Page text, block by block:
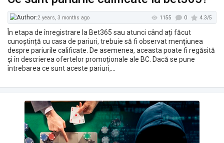
2 years, 3 months ago
În etapa de înregistrare la Bet365 sau atunci când ați făcut
cunoștință cu casa de pariuri, trebuie să fi observat mențiunea
despre pariurile calificate. De asemenea, aceasta poate fi regăsită
și în descrierea ofertelor promoționale ale BC. Dacă se pune
întrebarea ce sunt aceste pariuri,…